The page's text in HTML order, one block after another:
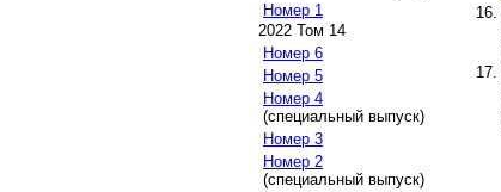
Номер 1
2022 Том 14
Номер 6
Номер 5
Номер 4
(специальный выпуск)
Номер 3
Номер 2
(специальный выпуск)